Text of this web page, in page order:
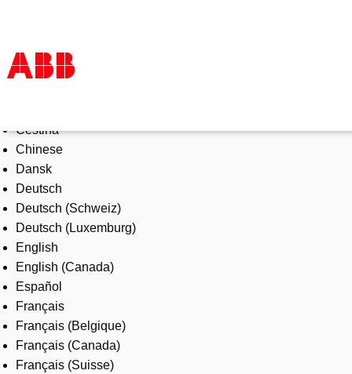
Products & Solutions
Industries
Services
About us
Where to buy
Contact us
Careers
Čeština
Chinese
Dansk
Deutsch
Deutsch (Schweiz)
Deutsch (Luxemburg)
English
English (Canada)
Español
Français
Français (Belgique)
Français (Canada)
Français (Suisse)